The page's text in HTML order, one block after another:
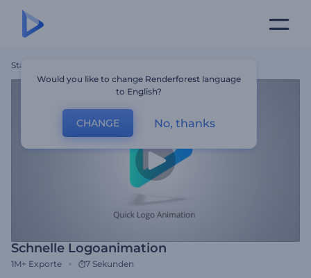
Startseite
Schnelle Logoanimation
1M+ Exporte 7 Sekunden
Would you like to change Renderforest language
to English?
CHANGE No, thanks